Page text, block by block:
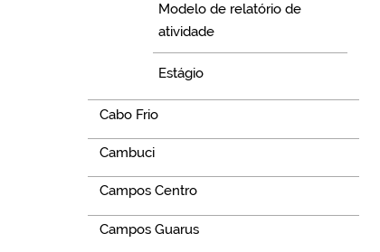
Modelo de relatório de
atividade
Estágio
Cabo Frio
Cambuci
Campos Centro
Campos Guarus